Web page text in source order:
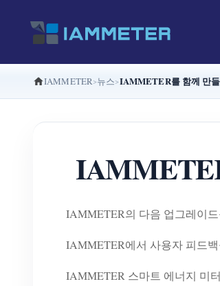
IAMMETER 뉴스 IAMMETER를 함께 만
IAMMETER의 다음 업그레이
IAMMETER에서 사용자 피드
IAMMETER 스마트 에너지 미